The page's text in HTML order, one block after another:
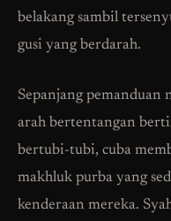
belakang sambil
gusi yang berdarah.
Sepanjang pemanduan
arah bertentangan
bertubi-tubi, cuba
makhluk purba yang
kenderaan mereka.